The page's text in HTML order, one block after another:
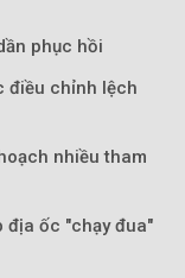
phục hồi
điều chỉnh lệch
nhiều tham
địa ốc "chạy đua"